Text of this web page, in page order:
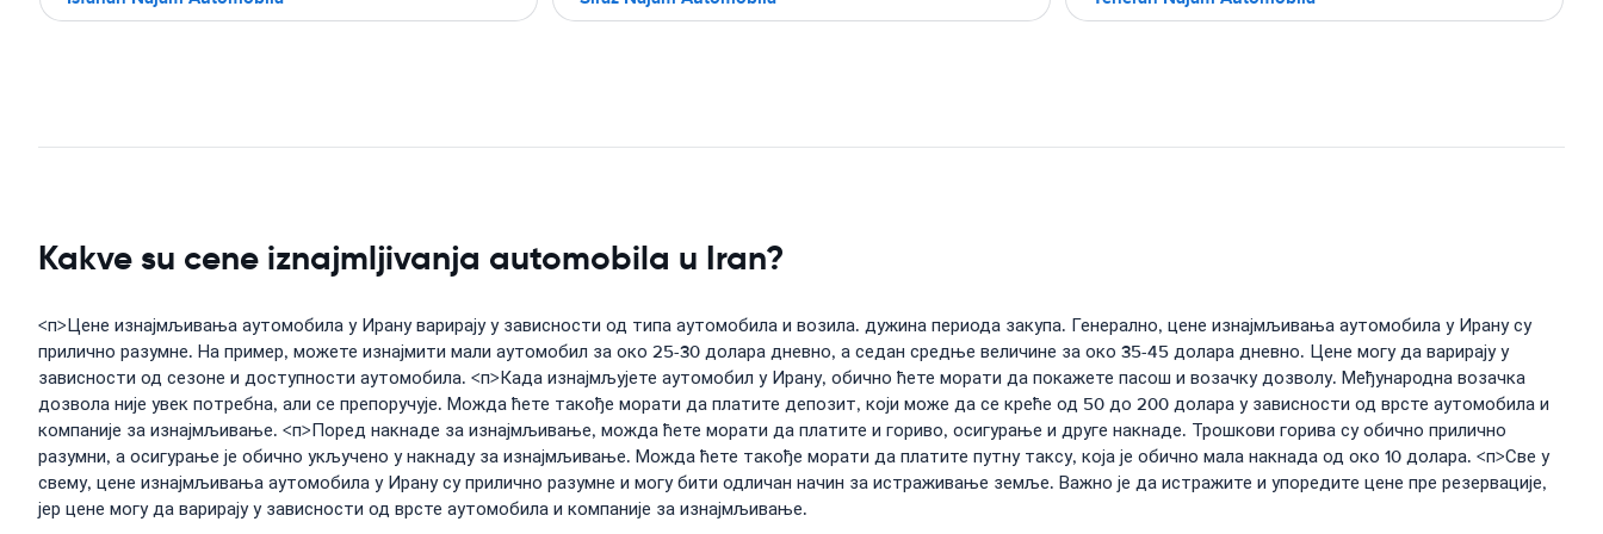
Kakve su cene iznajmljivanja automobila u Iran?
<п>Цене изнајмљивања аутомобила у Ирану варирају у зависности од типа аутомобила и возила. дужина периода закупа. Генерално, цене изнајмљивања аутомобила у Ирану су
прилично разумне. На пример, можете изнајмити мали аутомобил за око 25-30 долара дневно, а седан средње величине за око 35-45 долара дневно. Цене могу да варирају у
зависности од сезоне и доступности аутомобила. <п>Када изнајмљујете аутомобил у Ирану, обично ћете морати да покажете пасош и возачку дозволу. Међународна возачка
дозвола није увек потребна, али се препоручује. Можда ћете такође морати да платите депозит, који може да се креће од 50 до 200 долара у зависности од врсте аутомобила и
компаније за изнајмљивање. <п>Поред накнаде за изнајмљивање, можда ћете морати да платите и гориво, осигурање и друге накнаде. Трошкови горива су обично прилично
разумни, а осигурање је обично укључено у накнаду за изнајмљивање. Можда ћете такође морати да платите путну таксу, која је обично мала накнада од око 10 долара. <п>Све у
свему, цене изнајмљивања аутомобила у Ирану су прилично разумне и могу бити одличан начин за истраживање земље. Важно је да истражите и упоредите цене пре резервације,
јер цене могу да варирају у зависности од врсте аутомобила и компаније за изнајмљивање.